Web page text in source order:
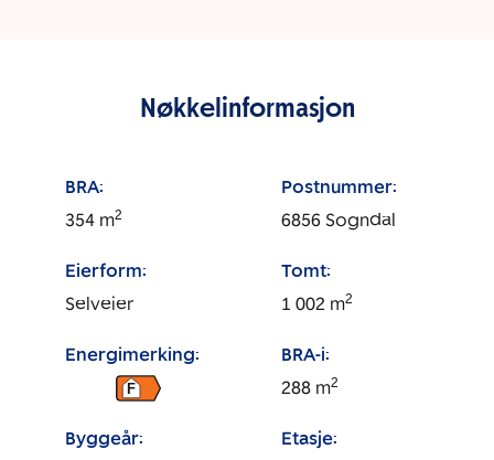
Nøkkelinformasjon
BRA:
354 m2
Postnummer:
6856 Sogndal
Eierform:
Selveier
Tomt:
1 002 m2
Energimerking:
F
BRA-i:
288 m2
Byggeår:
Etasje: